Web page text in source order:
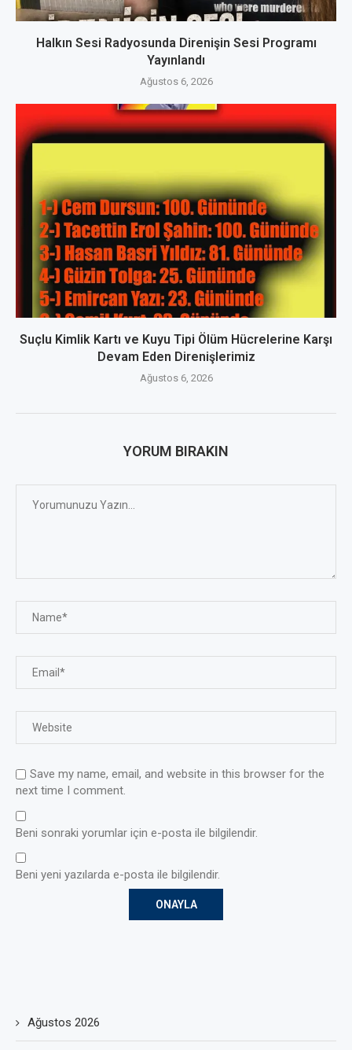
Halkın Sesi Radyosunda Direnişin Sesi Programı
Yayınlandı
Ağustos 6, 2026
Suçlu Kimlik Kartı ve Kuyu Tipi Ölüm Hücrelerine Karşı
Devam Eden Direnişlerimiz
Ağustos 6, 2026
YORUM BIRAKIN
Save my name, email, and website in this browser for the
next time I comment.
Beni sonraki yorumlar için e-posta ile bilgilendir.
Beni yeni yazılarda e-posta ile bilgilendir.
Ağustos 2026